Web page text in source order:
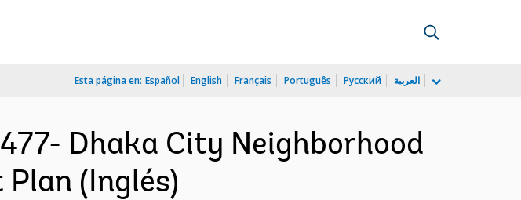
Esta página en: Español English Français Português Русский العربية
Dhaka City Neighborhood
(Inglés)